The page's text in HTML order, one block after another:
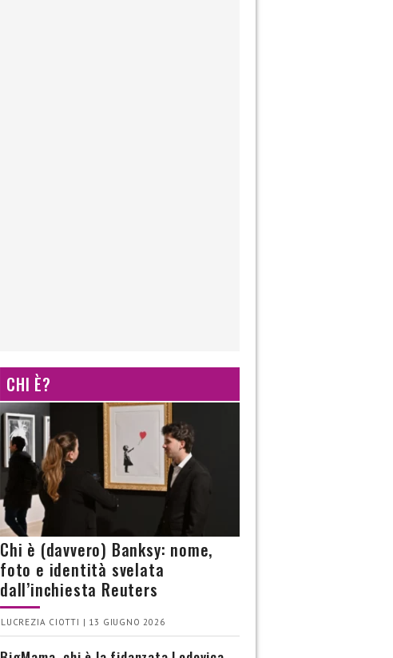
CHI È?
Chi è (davvero) Banksy: nome,
foto e identità svelata
dall’inchiesta Reuters
LUCREZIA CIOTTI | 13 GIUGNO 2026